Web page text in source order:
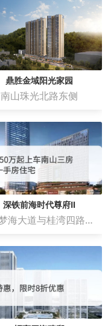
鼎胜金域阳光家园
南山珠光北路东侧
深铁前海时代尊府Ⅱ
南山梦海大道与桂湾四路交汇处东南角